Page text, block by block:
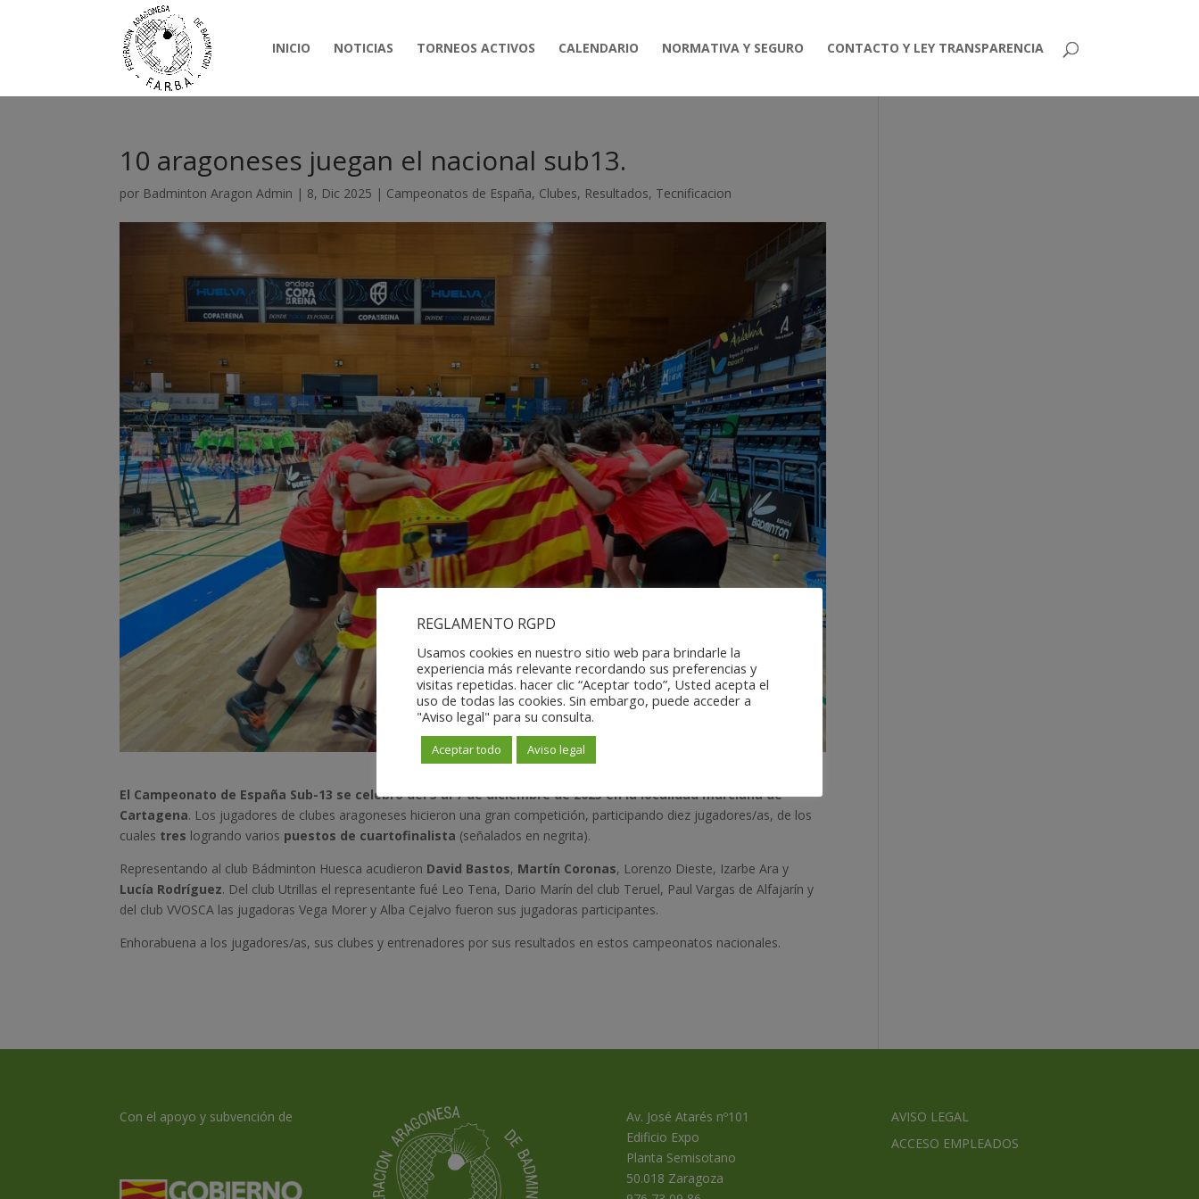
INICIO NOTICIAS TORNEOS ACTIVOS CALENDARIO NORMATIVA Y SEGURO CONTACTO Y LEY TRANSPARENCIA
10 aragoneses juegan el nacional sub13.
por Badminton Aragon Admin | 8, Dic 2025 | Campeonatos de España, Clubes, Resultados, Tecnificacion
El Campeonato de España Sub-13 se celebró del 5 al 7 de diciembre de 2025 en la localidad murciana de
Cartagena. Los jugadores de clubes aragoneses hicieron una gran competición, participando diez jugadores/as, de los
cuales tres logrando varios puestos de cuartofinalista (señalados en negrita).
Representando al club Bádminton Huesca acudieron David Bastos, Martín Coronas, Lorenzo Dieste, Izarbe Ara y
Lucía Rodríguez. Del club Utrillas el representante fué Leo Tena, Dario Marín del club Teruel, Paul Vargas de Alfajarín y
del club VVOSCA las jugadoras Vega Morer y Alba Cejalvo fueron sus jugadoras participantes.
Enhorabuena a los jugadores/as, sus clubes y entrenadores por sus resultados en estos campeonatos nacionales.
Con el apoyo y subvención de
Av. José Atarés nº101
Edificio Expo
Planta Semisotano
50.018 Zaragoza
AVISO LEGAL
ACCESO EMPLEADOS
REGLAMENTO RGPD
Usamos cookies en nuestro sitio web para brindarle la
experiencia más relevante recordando sus preferencias y
visitas repetidas. hacer clic “Aceptar todo”, Usted acepta el
uso de todas las cookies. Sin embargo, puede acceder a
"Aviso legal" para su consulta.
Aceptar todo Aviso legal